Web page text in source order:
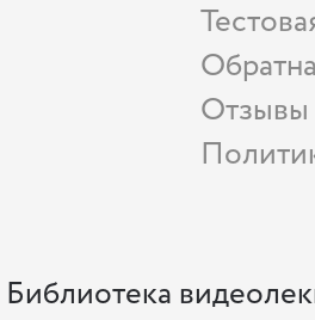
Отзывы
Библиотека